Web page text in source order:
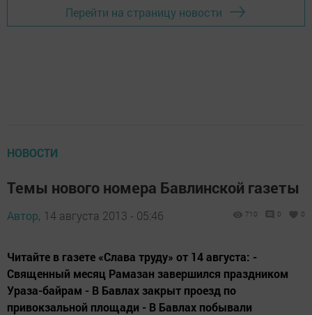
Перейти на страницу новости
НОВОСТИ
Темы нового номера Бавлинской газеты
Автор, 14 августа 2013 - 05:46 710 0 0
Читайте в газете «Слава труду» от 14 августа: -
Священный месяц Рамазан завершился праздником
Ураза-байрам - В Бавлах закрыт проезд по
привокзальной площади - В Бавлах побывали